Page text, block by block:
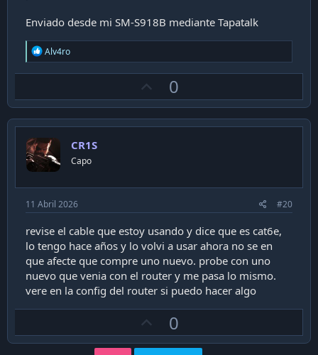
este el otro que probe que venia con el router y esta nuevo
Ver adjunto 47024
el cable largo que estoy usando
un cat6 o superior tendria que probar
probe con 2 streams en 720p y descargando en torrent y
no tengo el problema de desconexion pero en 1080p se
desconecta asi que tambien es posible que mi notebook
Enviado desde mi SM-S918B mediante Tapatalk
R
e
a
i
o
n
s
:
Alv4ro
p
v
0
CR1S
Capo
11 Abril 2026 #20
revise el cable que estoy usando y dice que es cat6e,
lo tengo hace años y lo volvi a usar ahora no se en
que afecte que compre uno nuevo. probe con uno
nuevo que venia con el router y me pasa lo mismo.
vere en la config del router si puedo hacer algo
p
0